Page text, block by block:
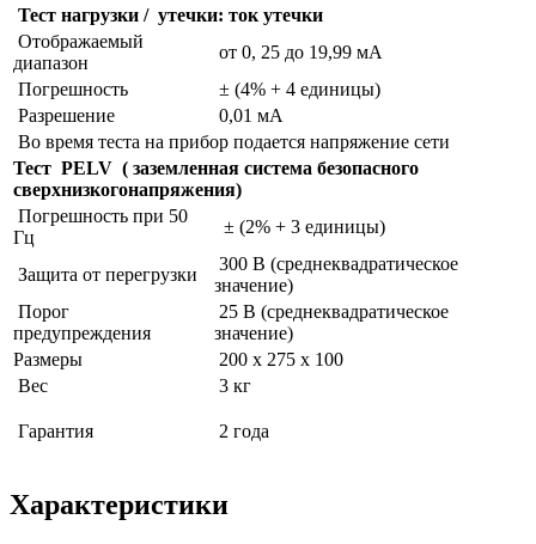
Тест нагрузки / утечки: ток утечки
Отображаемый
диапазон
от 0, 25 до 19,99 мА
Погрешность
± (4% + 4 единицы)
Разрешение
0,01 мА
Во время теста на прибор подается напряжение сети
Тест PELV ( заземленная система безопасного
сверхнизкогонапряжения)
Погрешность при 50
Гц
± (2% + 3 единицы)
Защита от перегрузки
300 В (среднеквадратическое
значение)
Порог
предупреждения
25 В (среднеквадратическое
значение)
Размеры
200 х 275 х 100
Вес
3 кг
Гарантия 2 года
Характеристики